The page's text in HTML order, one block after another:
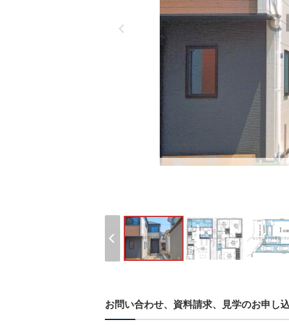
お問い合わせ、資料請求、見学のお申し